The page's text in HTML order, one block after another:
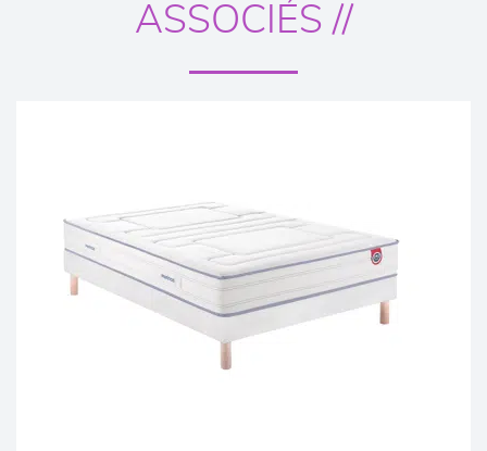
ASSOCIÉS //